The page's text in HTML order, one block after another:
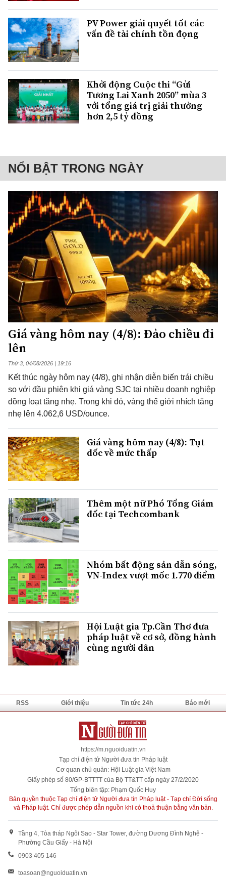
PV Power giải quyết tốt các
vấn đề tài chính tồn đọng
Khởi động Cuộc thi “Gửi
Tương Lai Xanh 2050” mùa 3
với tổng giá trị giải thưởng
hơn 2,5 tỷ đồng
NỔI BẬT TRONG NGÀY
Giá vàng hôm nay (4/8): Đảo chiều đi
lên
Thứ 3, 04/08/2026 | 19:16
Kết thúc ngày hôm nay (4/8), ghi nhận diễn biến trái chiều
so với đầu phiên khi giá vàng SJC tại nhiều doanh nghiệp
đồng loạt tăng nhẹ. Trong khi đó, vàng thế giới nhích tăng
nhẹ lên 4.062,6 USD/ounce.
Giá vàng hôm nay (4/8): Tụt
dốc về mức thấp
Thêm một nữ Phó Tổng Giám
đốc tại Techcombank
Nhóm bất động sản dẫn sóng,
VN-Index vượt mốc 1.770 điểm
Hội Luật gia Tp.Cần Thơ đưa
pháp luật về cơ sở, đồng hành
cùng người dân
RSS Giới thiệu Tin tức 24h Báo mới
https://m.nguoiduatin.vn
Tạp chí điện tử Người đưa tin Pháp luật
Cơ quan chủ quản: Hội Luật gia Việt Nam
Giấy phép số 80/GP-BTTTT của Bộ TT&TT cấp ngày 27/2/2020
Tổng biên tập: Phạm Quốc Huy
Bản quyền thuộc Tạp chí điện tử Người đưa tin Pháp luật - Tạp chí Đời sống
và Pháp luật. Chỉ được phép dẫn nguồn khi có thoả thuận bằng văn bản.
Tầng 4, Tòa tháp Ngôi Sao - Star Tower, đường Dương Đình Nghệ -
Phường Cầu Giấy - Hà Nội
0903 405 146
toasoan@nguoiduatin.vn